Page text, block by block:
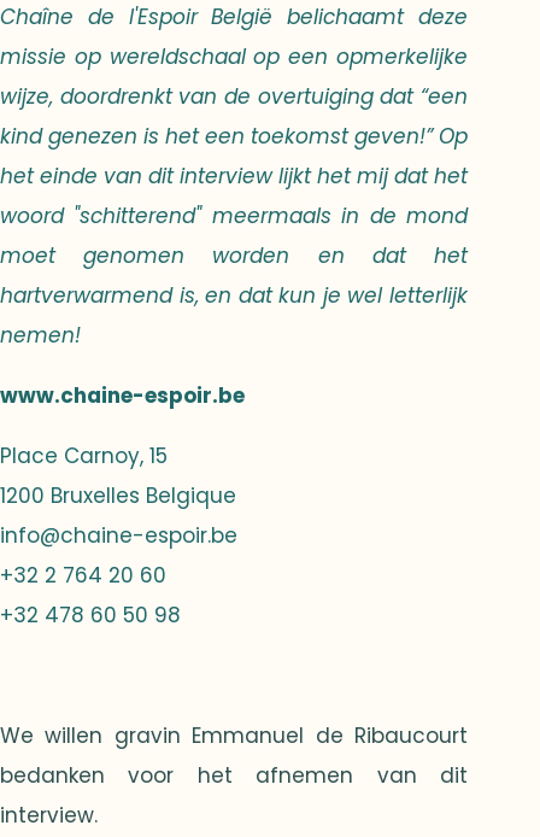
Chaîne de l'Espoir België belichaamt deze
missie op wereldschaal op een opmerkelijke
wijze, doordrenkt van de overtuiging dat “een
kind genezen is het een toekomst geven!” Op
het einde van dit interview lijkt het mij dat het
woord "schitterend" meermaals in de mond
moet genomen worden en dat het
hartverwarmend is, en dat kun je wel letterlijk
nemen!
www.chaine-espoir.be
Place Carnoy, 15
1200 Bruxelles Belgique
info@chaine-espoir.be
+32 2 764 20 60
+32 478 60 50 98
We willen gravin Emmanuel de Ribaucourt
bedanken voor het afnemen van dit
interview.